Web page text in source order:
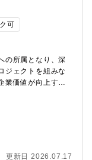
援事例にアクセ
る環境です。
可
の所属となり、深
ジェクトを組みな
業価値が向上する
けて、クライアン
おける論点をクリ
ノロジーサイド、
立ち上げを推進し
更新日 2026.07.17